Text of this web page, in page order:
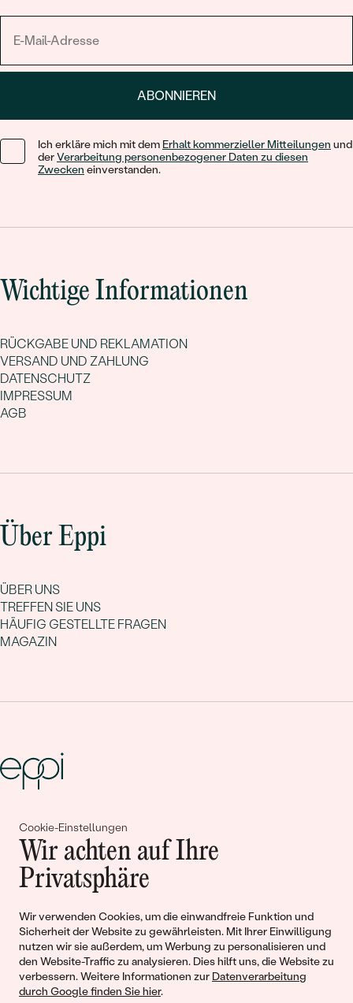
Cookie-Einstellungen
Wir achten auf Ihre
Privatsphäre
Wir verwenden Cookies, um die einwandfreie Funktion und
Sicherheit der Website zu gewährleisten. Mit Ihrer Einwilligung
nutzen wir sie außerdem, um Werbung zu personalisieren und
den Website-Traffic zu analysieren. Dies hilft uns, die Website zu
verbessern. Weitere Informationen zur Datenverarbeitung
durch Google finden Sie hier.
ABONNIEREN
Ich erkläre mich mit dem Erhalt kommerzieller Mitteilungen und
derVerarbeitung personenbezogener Daten zu diesen
Zwecken einverstanden.
Wichtige Informationen
RÜCKGABE UND REKLAMATION
VERSAND UND ZAHLUNG
DATENSCHUTZ
IMPRESSUM
AGB
Über Eppi
ÜBER UNS
TREFFEN SIE UNS
HÄUFIG GESTELLTE FRAGEN
MAGAZIN
Gemeinsam erschaffen wir
Geschichten von Schönheit und
Liebe
Begleiten Sie uns!